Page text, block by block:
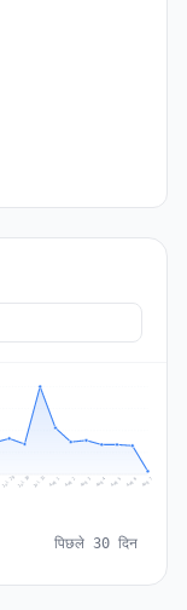
Jul 29 Jul 30 Jul 31 Aug 1 Aug 2 Aug 3 Aug 4 Aug 5 Aug 6 Aug 7
पिछले 30 दिन